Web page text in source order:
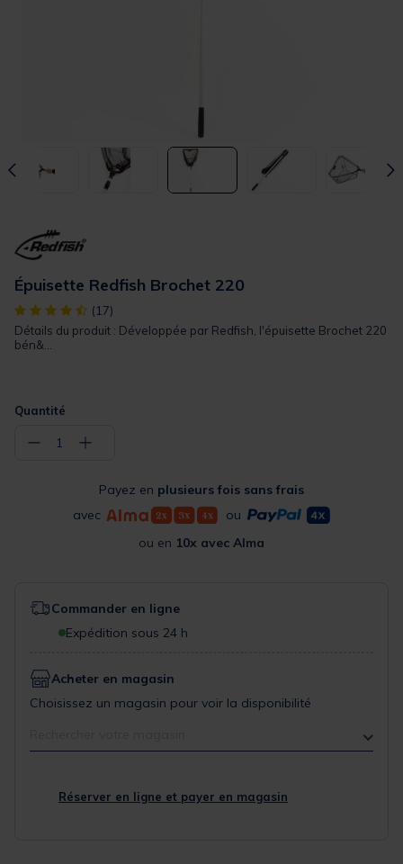
Épuisette Redfish Brochet 220
[object Object] out of 5 Customer Rating
(17)
Détails du produit : Développée par Redfish, l'épuisette Brochet 220
bén&...
Quantité
− 1 +
Payez en plusieurs fois sans frais
avec
ou
ou en 10x avec Alma
Commander en ligne
Expédition sous 24 h
Acheter en magasin
Choisissez un magasin pour voir la disponibilité
Réserver en ligne et payer en magasin